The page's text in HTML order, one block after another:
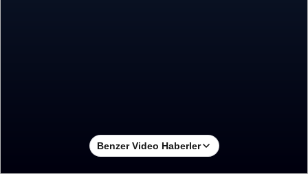
Benzer Video Haberler